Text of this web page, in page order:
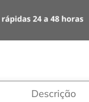
Descrição